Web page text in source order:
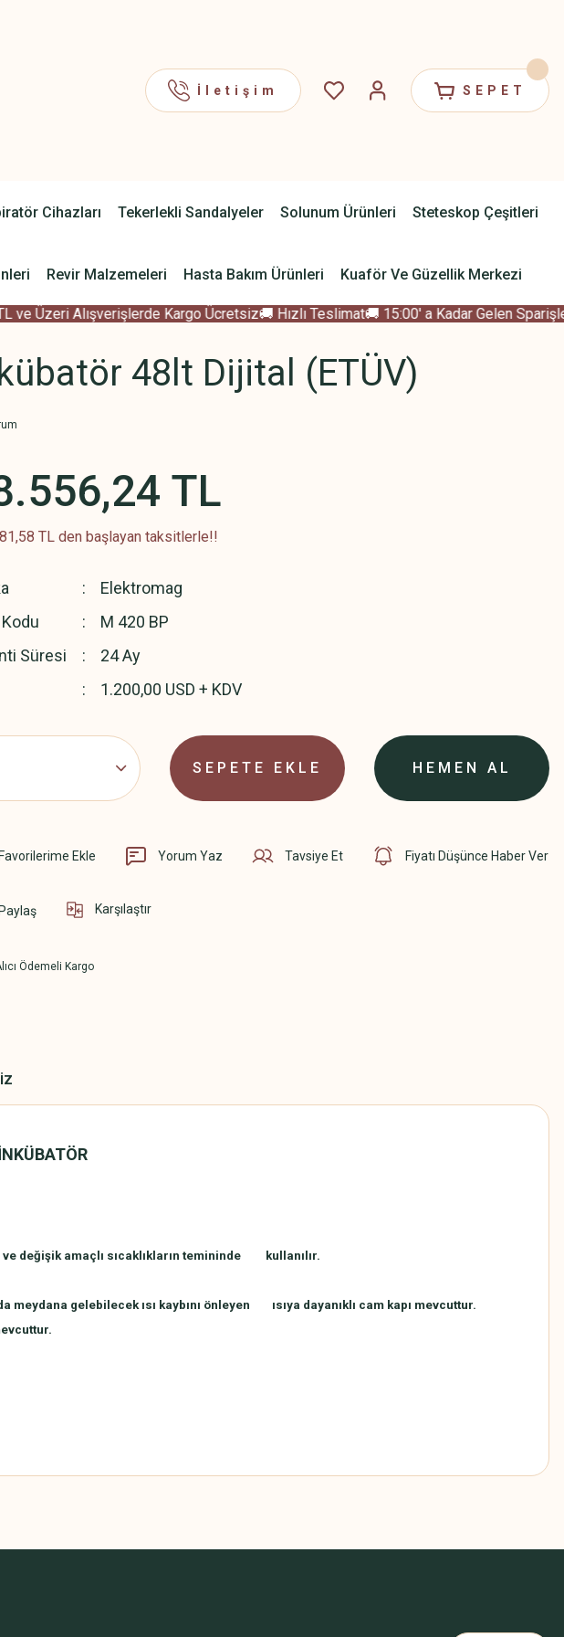
İletişim SEPET
Cihazları Tekerlekli Sandalyeler Solunum Ürünleri Steteskop Çeşitleri
Revir Malzemeleri Hasta Bakım Ürünleri Kuaför Ve Güzellik Merkezi
Üzeri Alışverişlerde Kargo Ücretsiz🚚 Hızlı Teslimat🚚 15:00' a Kadar Gelen Sparişler
48lt Dijital (ETÜV)
TL
TL den başlayan taksitlerle!!
Elektromag
M 420 BP
Süresi
24 Ay
1.200,00 USD + KDV
SEPETE EKLE HEMEN AL
Yorum Yaz Tavsiye Et Fiyatı Düşünce Haber Ver
Karşılaştır
Ödemeli Kargo
değişik amaçlı sıcaklıkların temininde kullanılır.
gelebilecek ısı kaybını önleyen ısıya dayanıklı cam kapı mevcuttur.